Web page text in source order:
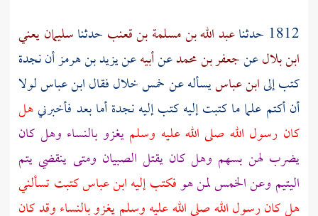
1812 حدثنا
عبد الله بن مسلمة بن قعنب حدثناسليمان يعني
ابن بلالعنجعفر بن محمدعنأبيهعنيزيد بن هرمزأننجدة
كتب إلىابن عباسيسأله عن خمس خلال فقالابن عباسلولا
أن أكتم علما ما كتبت إليه كتب إليهنجدةأما بعد فأخبرنيهل
كان رسول الله صلى الله عليه وسلميغزو بالنساء وهل كان
يضرب لهن بسهم وهل كان يقتل الصبيان ومتى ينقضي يتم
اليتيم وعن الخمس لمن هوفكتب إليهابن عباسكتبت تسألني
هل كان رسول الله صلى الله عليه وسلم يغزو بالنساء وقد كان